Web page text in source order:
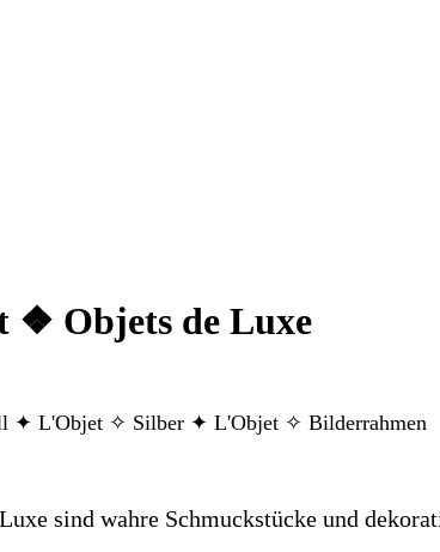
❖ Objets de Luxe
✦ L'Objet ✧ Silber ✦ L'Objet ✧ Bilderrahmen
sind wahre Schmuckstücke und